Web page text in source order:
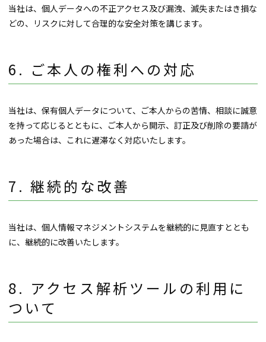
当社は、個人データへの不正アクセス及び漏洩、滅失またはき損な
どの、リスクに対して合理的な安全対策を講じます。
ご本人の権利への対応
当社は、保有個人データについて、ご本人からの苦情、相談に誠意
を持って応じるとともに、ご本人から開示、訂正及び削除の要請が
あった場合は、これに遅滞なく対応いたします。
継続的な改善
当社は、個人情報マネジメントシステムを継続的に見直すととも
に、継続的に改善いたします。
アクセス解析ツールの利用に
ついて